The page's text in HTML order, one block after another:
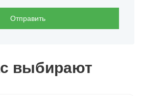
Отправить
выбирают